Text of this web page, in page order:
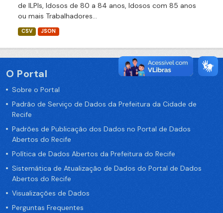
de ILPIs, Idosos de 80 a 84 anos, Idosos com 85 anos
ou mais Trabalhadores...
CSV JSON
O Portal
Sobre o Portal
Padrão de Serviço de Dados da Prefeitura da Cidade de
Recife
Padrões de Publicação dos Dados no Portal de Dados
Abertos do Recife
Política de Dados Abertos da Prefeitura do Recife
Sistemática de Atualização de Dados do Portal de Dados
Abertos do Recife
Visualizações de Dados
Perguntas Frequentes